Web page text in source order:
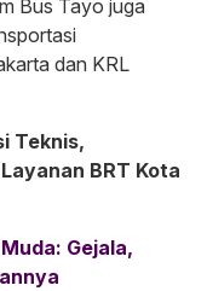
Bus Tayo juga
dan KRL
Teknis,
BRT Kota
Gejala,